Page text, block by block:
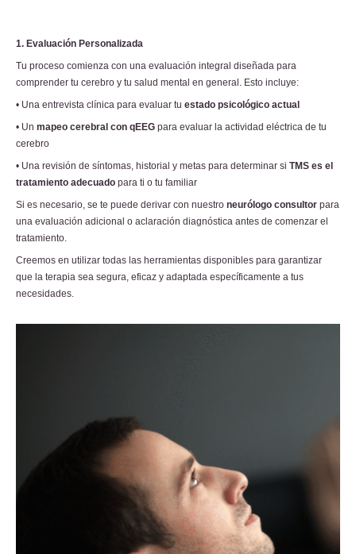
1. Evaluación Personalizada
Tu proceso comienza con una evaluación integral diseñada para
comprender tu cerebro y tu salud mental en general. Esto incluye:
• Una entrevista clínica para evaluar tu estado psicológico actual
• Un mapeo cerebral con qEEG para evaluar la actividad eléctrica de tu
cerebro
• Una revisión de síntomas, historial y metas para determinar si TMS es el
tratamiento adecuado para ti o tu familiar
Si es necesario, se te puede derivar con nuestro neurólogo consultor para
una evaluación adicional o aclaración diagnóstica antes de comenzar el
tratamiento.
Creemos en utilizar todas las herramientas disponibles para garantizar
que la terapia sea segura, eficaz y adaptada específicamente a tus
necesidades.